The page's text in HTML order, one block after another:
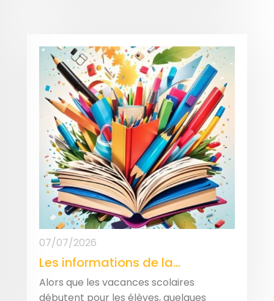
07/07/2026
Les informations de la...
Alors que les vacances scolaires
débutent pour les élèves, quelques